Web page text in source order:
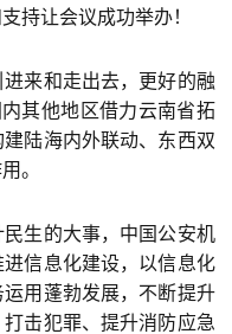
持让会议成功举办！
来和走出去，更好的融
其他地区借力云南省拓
陆海内外联动、东西双
。
生的大事，中国公安机
信息化建设，以信息化
用蓬勃发展，不断提升
击犯罪、提升消防应急